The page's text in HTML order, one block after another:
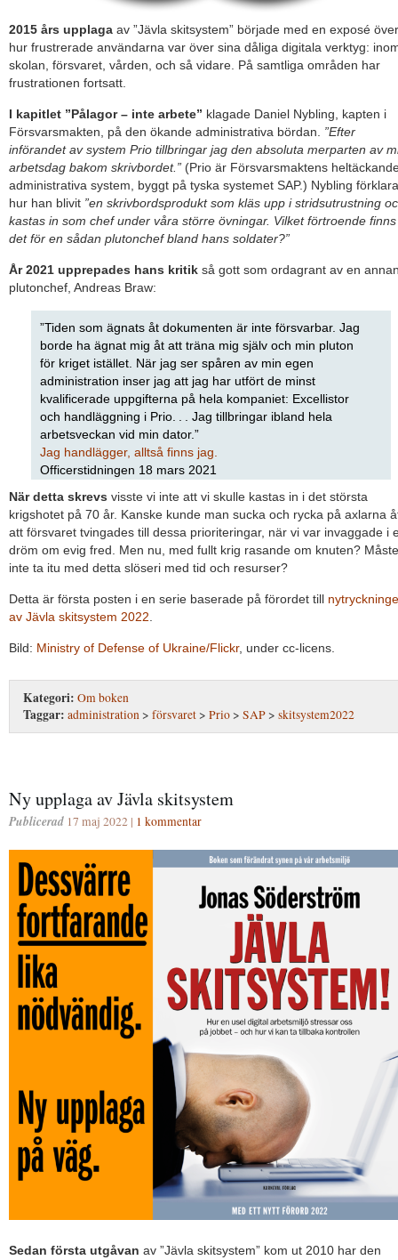
2015 års upplaga av ”Jävla skitsystem” började med en exposé över
hur frustrerade användarna var över sina dåliga digitala verktyg:
skolan, försvaret, vården, och så vidare. På samtliga områden har
frustrationen fortsatt.
I kapitlet ”Pålagor – inte arbete” klagade Daniel Nybling, kapten i
Försvarsmakten, på den ökande administrativa bördan.
”Efter
införandet av system Prio tillbringar jag den absoluta merparten av
arbetsdag bakom skrivbordet.” (Prio är Försvarsmaktens
administrativa system, byggt på tyska systemet SAP.) Nybling
hur han blivit ”en skrivbordsprodukt som kläs upp i stridsutrustning
kastas in som chef under våra större övningar. Vilket förtroende finns
det för en sådan plutonchef bland hans soldater?”
År 2021 upprepades hans kritik så gott som ordagrant av en
plutonchef, Andreas Braw:
”Tiden som ägnats åt dokumenten är inte försvarbar. Jag
borde ha ägnat mig åt att träna mig själv och min pluton
för kriget istället. När jag ser spåren av min egen
administration inser jag att jag har utfört de minst
kvalificerade uppgifterna på hela kompaniet: Excellistor
och handläggning i Prio. . . Jag tillbringar ibland hela
arbetsveckan vid min dator.”
Jag handlägger, alltså finns jag.
Officerstidningen 18 mars 2021
När detta skrevs visste vi inte att vi skulle kastas in i det största
krigshotet på 70 år. Kanske kunde man sucka och rycka på axlarna
att försvaret tvingades till dessa prioriteringar, när vi var invaggade i
dröm om evig fred. Men nu, med fullt krig rasande om knuten?
inte ta itu med detta slöseri med tid och resurser?
Detta är första posten i en serie baserade på förordet till
av Jävla skitsystem 2022
Bild: Ministry of Defense of Ukraine/Flickr, under cc-licens.
Kategori: Om boken
Taggar: administration > försvaret > Prio > SAP > skitsystem2022
Ny upplaga av Jävla skitsystem
Publicerad 17 maj 2022 | 1 kommentar
Sedan första utgåvan av ”Jävla skitsystem” kom ut 2010 har den